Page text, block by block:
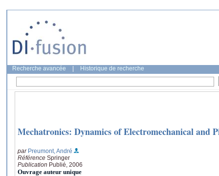
Recherche avancée Historique de recherche
Mechatronics: Dynamics of Electromechanical and
par Preumont, André
Référence Springer
Publication Publié, 2006
Ouvrage auteur unique